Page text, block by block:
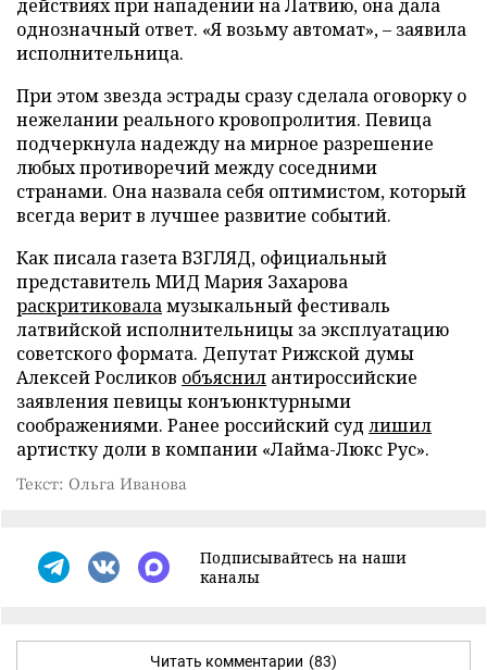
действиях при нападении на Латвию, она дала
однозначный ответ. «Я возьму автомат», – заявила
исполнительница.
При этом звезда эстрады сразу сделала оговорку о
нежелании реального кровопролития. Певица
подчеркнула надежду на мирное разрешение
любых противоречий между соседними
странами. Она назвала себя оптимистом, который
всегда верит в лучшее развитие событий.
Как писала газета ВЗГЛЯД, официальный
представитель МИД Мария Захарова
раскритиковаламузыкальный фестиваль
латвийской исполнительницы за эксплуатацию
советского формата. Депутат Рижской думы
Алексей Росликов объяснил антироссийские
заявления певицы конъюнктурными
соображениями. Ранее российский суд лишил
артистку доли в компании «Лайма-Люкс Рус».
Текст: Ольга Иванова
Подписывайтесь на наши
каналы
Читать комментарии (83)